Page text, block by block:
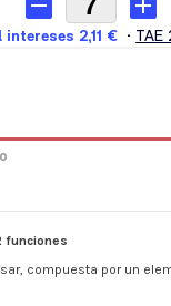
funciones
compuesta por un